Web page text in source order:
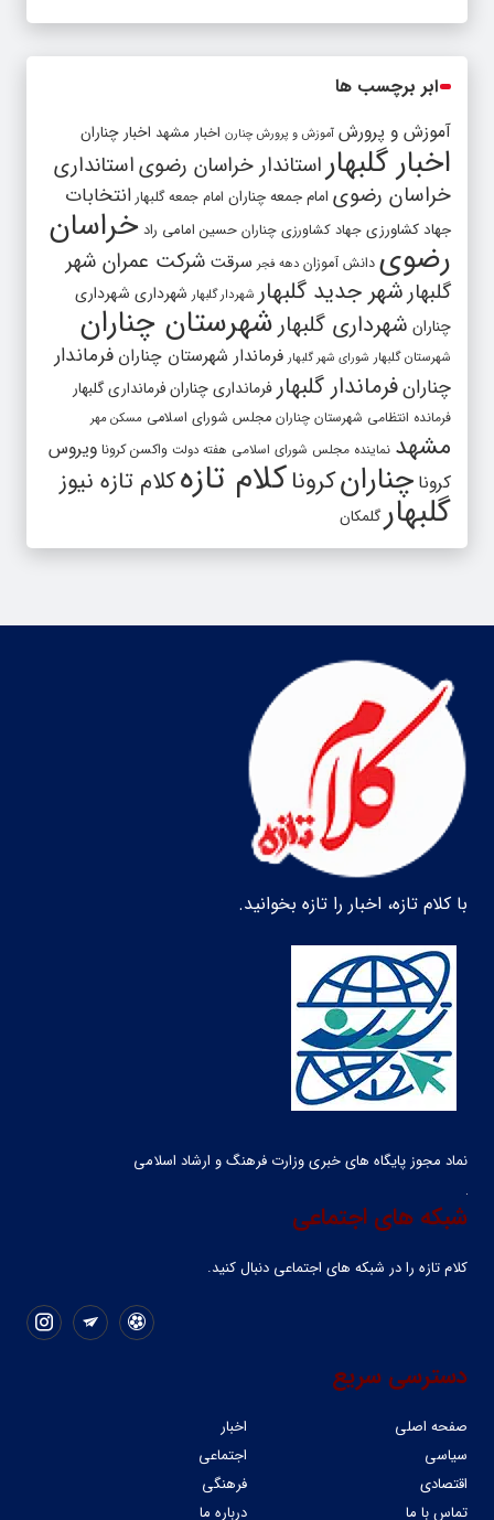
ابر برچسب ها
آموزش و پرورش آموزش و پرورش چنارن اخبار مشهد اخبار چناران
اخبار گلبهار استاندار خراسان رضویاستانداری
خراسان رضوی امام جمعه چناران امام جمعه گلبهار انتخابات
جهاد کشاورزی جهاد کشاورزی چناران حسین امامی راد خراسان
رضوی دانش آموزان دهه فجر سرقت شرکت عمران شهر
گلبهارشهر جدید گلبهار شهردار گلبهار شهرداری شهرداری
چناران شهرداری گلبهار شهرستان چناران
شهرستان گلبهار شورای شهر گلبهار فرماندار شهرستان چناران فرماندار
چنارانفرماندار گلبهار فرمانداری چنارانفرمانداری گلبهار
فرمانده انتظامی شهرستان چناران مجلس شورای اسلامی مسکن مهر
مشهد نماینده مجلس شورای اسلامی هفته دولت واکسن کرونا ویروس
کرونا چنارانکروناکلام تازهکلام تازه نیوز
گلبهارگلمکان
با کلام تازه، اخبار را تازه بخوانید.
نماد مجوز پایگاه های خبری وزارت فرهنگ و ارشاد اسلامی
شبکه های اجتماعی
کلام تازه را در شبکه ‌های اجتماعی دنبال کنید.
دسترسی سریع
صفحه اصلی
اخبار
سیاسی
اجتماعی
اقتصادی
فرهنگی
تماس با ما
درباره ما